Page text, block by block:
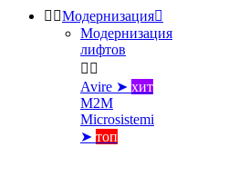
 Модернизация
Модернизация
лифтов
 
Avire ➤ хит
M2M
Microsistemi
➤ топ